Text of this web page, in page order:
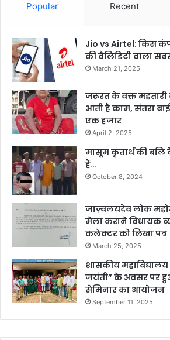
Popular Recent
Jio vs Airtel: किस
की वैलिडिटी वाला
March 21, 2025
जरूरत के वक्त महतारी
आती है काम, संतरा
एक हजार
April 2, 2025
मासूम कृतार्थ की
हैं…
October 8, 2024
जाज़्वलयदेव लोक
मेला कराने विधायक
कलेक्टर को लिखा पत्र
March 25, 2025
शासकीय
जयंती” के अवसर पर
सेमिनार का आयोजन
September 11, 2025